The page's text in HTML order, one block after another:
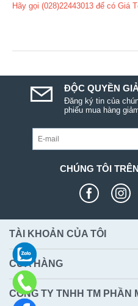
Hãy gọi (028)22443013 để có Giá
ĐỘC QUYỀN
Đăng ký tin của
phiếu mua hàng
CHÚNG TÔI
TÀI KHOẢN CỦA TÔI
CỬA HÀNG
CÔNG TY TNHH TM PHẦN